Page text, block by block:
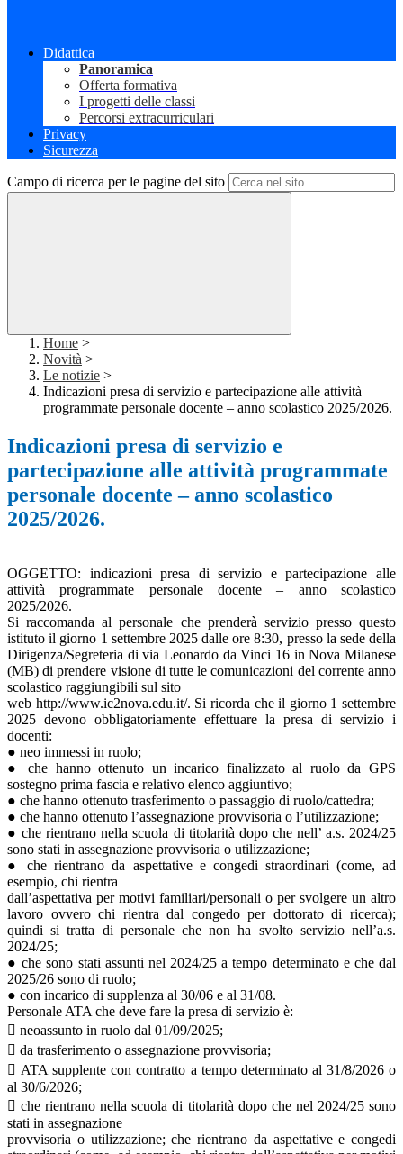
Didattica
Panoramica
Offerta formativa
I progetti delle classi
Percorsi extracurriculari
Privacy
Sicurezza
Campo di ricerca per le pagine del sito
Home >
Novità >
Le notizie >
Indicazioni presa di servizio e partecipazione alle attività
programmate personale docente – anno scolastico 2025/2026.
Indicazioni presa di servizio e
partecipazione alle attività programmate
personale docente – anno scolastico
2025/2026.
OGGETTO: indicazioni presa di servizio e partecipazione alle
attività programmate personale docente – anno scolastico
2025/2026.
Si raccomanda al personale che prenderà servizio presso questo
istituto il giorno 1 settembre 2025 dalle ore 8:30, presso la sede della
Dirigenza/Segreteria di via Leonardo da Vinci 16 in Nova Milanese
(MB) di prendere visione di tutte le comunicazioni del corrente anno
scolastico raggiungibili sul sito
web http://www.ic2nova.edu.it/. Si ricorda che il giorno 1 settembre
2025 devono obbligatoriamente effettuare la presa di servizio i
docenti:
● neo immessi in ruolo;
● che hanno ottenuto un incarico finalizzato al ruolo da GPS
sostegno prima fascia e relativo elenco aggiuntivo;
● che hanno ottenuto trasferimento o passaggio di ruolo/cattedra;
● che hanno ottenuto l’assegnazione provvisoria o l’utilizzazione;
● che rientrano nella scuola di titolarità dopo che nell’ a.s. 2024/25
sono stati in assegnazione provvisoria o utilizzazione;
● che rientrano da aspettative e congedi straordinari (come, ad
esempio, chi rientra
dall’aspettativa per motivi familiari/personali o per svolgere un altro
lavoro ovvero chi rientra dal congedo per dottorato di ricerca);
quindi si tratta di personale che non ha svolto servizio nell’a.s.
2024/25;
● che sono stati assunti nel 2024/25 a tempo determinato e che dal
2025/26 sono di ruolo;
● con incarico di supplenza al 30/06 e al 31/08.
Personale ATA che deve fare la presa di servizio è:
 neoassunto in ruolo dal 01/09/2025;
 da trasferimento o assegnazione provvisoria;
 ATA supplente con contratto a tempo determinato al 31/8/2026 o
al 30/6/2026;
 che rientrano nella scuola di titolarità dopo che nel 2024/25 sono
stati in assegnazione
provvisoria o utilizzazione; che rientrano da aspettative e congedi